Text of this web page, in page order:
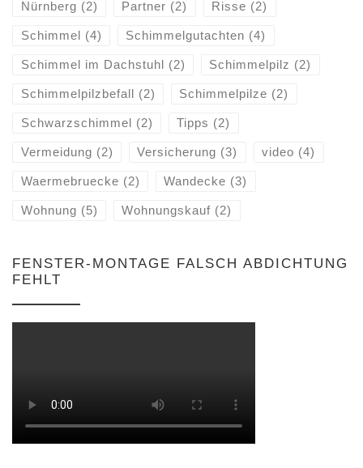
Nürnberg (2) Partner (2) Risse (2)
Schimmel (4) Schimmelgutachten (4)
Schimmel im Dachstuhl (2) Schimmelpilz (2)
Schimmelpilzbefall (2) Schimmelpilze (2)
Schwarzschimmel (2) Tipps (2)
Vermeidung (2) Versicherung (3) video (4)
Waermebruecke (2) Wandecke (3)
Wohnung (5) Wohnungskauf (2)
FENSTER-MONTAGE FALSCH ABDICHTUNG
FEHLT